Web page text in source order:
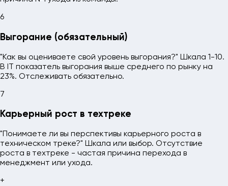
6
Выгорание (обязательный)
"Как вы оцениваете свой уровень выгорания?" Шкала 1-10.
В IT показатель выгорания выше среднего по рынку на
23%. Отслеживать обязательно.
7
Карьерный рост в техтреке
"Понимаете ли вы перспективы карьерного роста в
техническом треке?" Шкала или выбор. Отсутствие
роста в техтреке - частая причина перехода в
менеджмент или ухода.
+